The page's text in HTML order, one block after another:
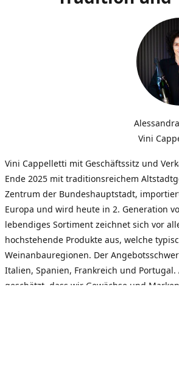
Vini
Vini Cappelletti mit Geschäftssitz und
Ende 2025 mit traditionsreichem
Zentrum der Bundeshauptstadt,
Europa und wird heute in 2. Generation
lebendiges Sortiment zeichnet sich vor
hochstehende Produkte aus, welche
Weinanbauregionen. Der
Italien, Spanien, Frankreich und
geschätzt, dass wir Gewächse und